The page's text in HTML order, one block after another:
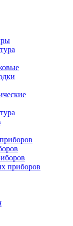
приборов